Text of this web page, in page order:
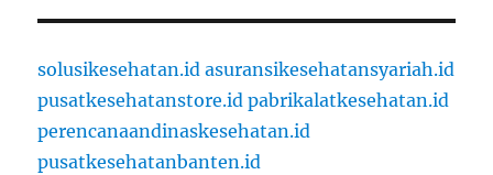
solusikesehatan.id asuransikesehatansyariah.id
pusatkesehatanstore.id pabrikalatkesehatan.id
perencanaandinaskesehatan.id
pusatkesehatanbanten.id